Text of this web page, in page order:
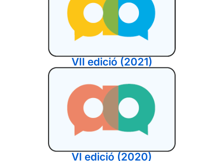
VII edició (2021)
VI edició (2020)